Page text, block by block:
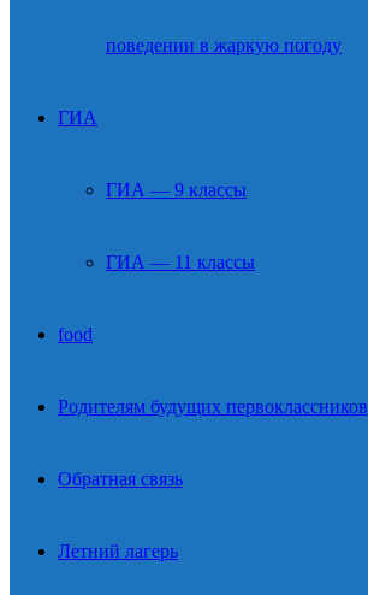
поведении в жаркую погоду
ГИА
ГИА — 9 классы
ГИА — 11 классы
food
Родителям будущих первоклассников
Обратная связь
Летний лагерь